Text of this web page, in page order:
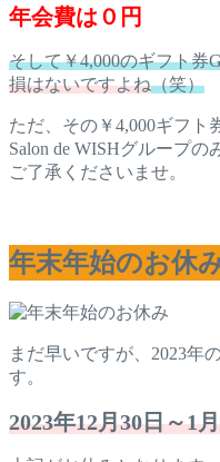
年会費は０円
そして￥4,000のギフト券
損はないですよね（笑）
ただ、その￥4,000ギフト
Salon de WISHグループ
ご了承くださいませ。
年末年始のお休
まだ早いですが、2023年
す。
2023年12月30日～1